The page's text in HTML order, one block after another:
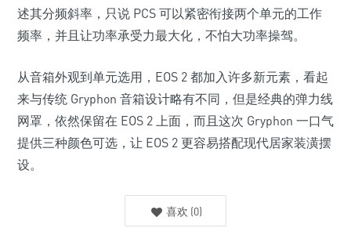
述其分频斜率，只说 PCS 可以紧密衔接两个单元的工作
频率，并且让功率承受力最大化，不怕大功率操驾。
从音箱外观到单元选用，EOS 2 都加入许多新元素，看起
来与传统 Gryphon 音箱设计略有不同，但是经典的弹力线
网罩，依然保留在 EOS 2 上面，而且这次 Gryphon 一口气
提供三种颜色可选，让 EOS 2 更容易搭配现代居家装潢摆
设。
喜欢 (0)